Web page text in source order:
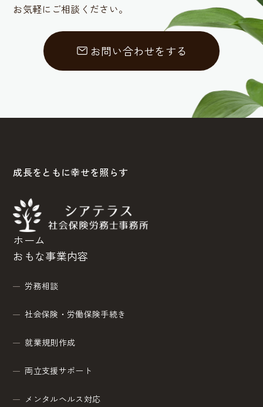
お気軽にご相談ください。
お問い合わせをする
成長をともに幸せを照らす
ホーム
おもな事業内容
労務相談
社会保険・労働保険手続き
就業規則作成
両立支援サポート
メンタルヘルス対応